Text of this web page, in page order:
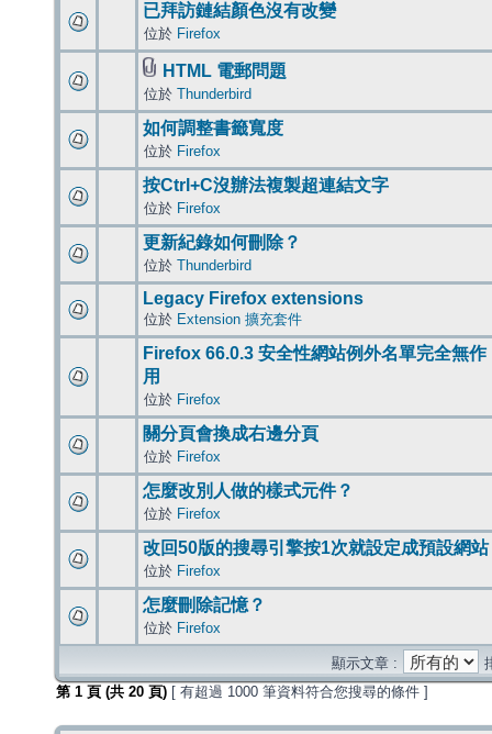
已拜訪鏈結顏色沒有改變
位於 Firefox
HTML 電郵問題
位於 Thunderbird
如何調整書籤寬度
位於 Firefox
按Ctrl+C沒辦法複製超連結文字
位於 Firefox
更新紀錄如何刪除？
位於 Thunderbird
Legacy Firefox extensions
位於 Extension 擴充套件
Firefox 66.0.3 安全性網站例外名單完全無作
用
位於 Firefox
關分頁會換成右邊分頁
位於 Firefox
怎麼改別人做的樣式元件？
位於 Firefox
改回50版的搜尋引擎按1次就設定成預設網站
位於 Firefox
怎麼刪除記憶？
位於 Firefox
顯示文章 :
第 1 頁 (共 20 頁) [ 有超過 1000 筆資料符合您搜尋的條件 ]